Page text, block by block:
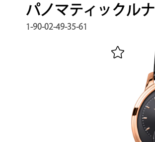
パノマティックルナ
1-90-02-49-35-61